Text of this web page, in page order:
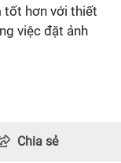
tốt hơn với thiết
việc đặt ảnh
Chia sẻ